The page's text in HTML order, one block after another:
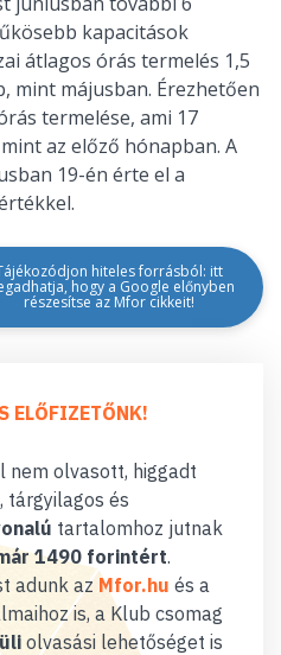
kapacitások
átlagos órás termelés 1,5
mint májusban. Érezhetően
termelése, ami 17
az előző hónapban. A
19-én érte el a
hiteles forrásból: itt
hogy a Google előnyben
részesítse az Mfor cikkeit!
ELŐFIZETŐNK!
nem olvasott, higgadt
tárgyilagos és
tartalomhoz jutnak
1490 forintért.
adunk az Mfor.hu és a
is, a Klub csomag
olvasási lehetőséget is